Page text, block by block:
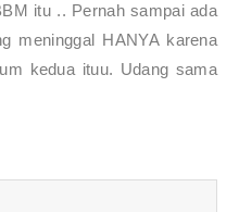
itu .. Pernah sampai ada
meninggal HANYA karena
kedua ituu. Udang sama